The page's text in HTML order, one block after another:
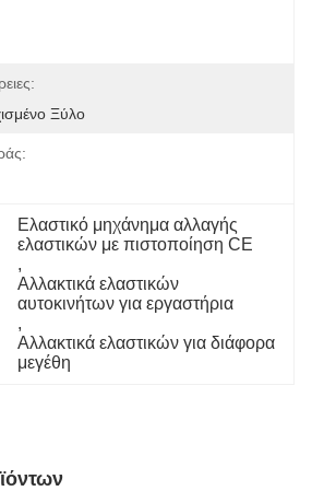
Ξύλο
Ελαστικό μηχάνημα αλλαγής
ελαστικών με πιστοποίηση CE
,
Αλλακτικά ελαστικών
αυτοκινήτων για εργαστήρια
,
Αλλακτικά ελαστικών για διάφορα
μεγέθη